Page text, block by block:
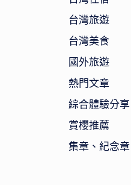
台灣旅遊
台灣美食
國外旅遊
熱門文章
綜合體驗分享
賞櫻推薦
集章、紀念章